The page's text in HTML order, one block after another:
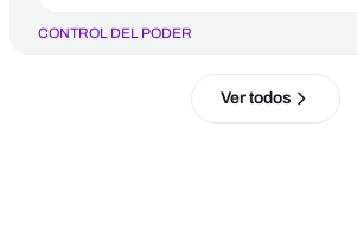
CONTROL DEL PODER
Ver todos